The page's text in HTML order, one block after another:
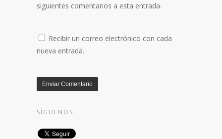
siguientes comentarios a esta entrada.
Recibir un correo electrónico con cada
nueva entrada.
SÍGUENOS